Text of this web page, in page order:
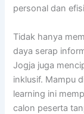
personal dan
Tidak hanya
daya serap
Jogja juga
inklusif. Mampu
learning ini
calon peserta